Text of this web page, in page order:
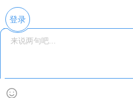
登录